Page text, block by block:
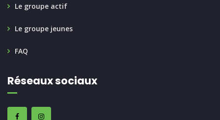
Le groupe actif
Le groupe jeunes
FAQ
Réseaux sociaux